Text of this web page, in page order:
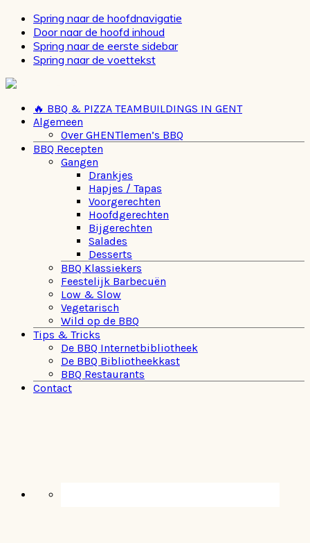
Spring naar de hoofdnavigatie
Door naar de hoofd inhoud
Spring naar de eerste sidebar
Spring naar de voettekst
🔥 BBQ & PIZZA TEAMBUILDINGS IN GENT
Algemeen
Over GHENTlemen’s BBQ
BBQ Recepten
Gangen
Drankjes
Hapjes / Tapas
Voorgerechten
Hoofdgerechten
Bijgerechten
Salades
Desserts
BBQ Klassiekers
Feestelijk Barbecuën
Low & Slow
Vegetarisch
Wild op de BBQ
Tips & Tricks
De BBQ Internetbibliotheek
De BBQ Bibliotheekkast
BBQ Restaurants
Contact